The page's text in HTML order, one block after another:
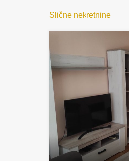
Slične nekretnine